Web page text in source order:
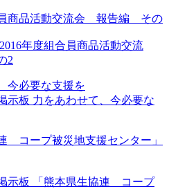
2016年度組合員商品活動交流
2
示板 力をあわせて、今必要な
示板
「熊本県生協連 コープ